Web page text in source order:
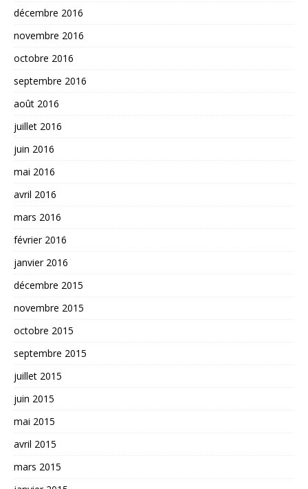
décembre 2016
novembre 2016
octobre 2016
septembre 2016
août 2016
juillet 2016
juin 2016
mai 2016
avril 2016
mars 2016
février 2016
janvier 2016
décembre 2015
novembre 2015
octobre 2015
septembre 2015
juillet 2015
juin 2015
mai 2015
avril 2015
mars 2015